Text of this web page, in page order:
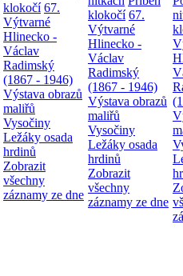
klokočí 67.
Výtvarné
Hlinecko -
Václav
Radimský
(1867 - 1946)
Výstava obrazů
maliřů
Vysočiny
Ležáky osada
hrdinů
Zobrazit
všechny
záznamy ze dne
klokočí 67.
Výtvarné
Hlinecko -
Václav
Radimský
(1867 - 1946)
Výstava obrazů
maliřů
Vysočiny
Ležáky osada
hrdinů
Zobrazit
všechny
záznamy ze dne